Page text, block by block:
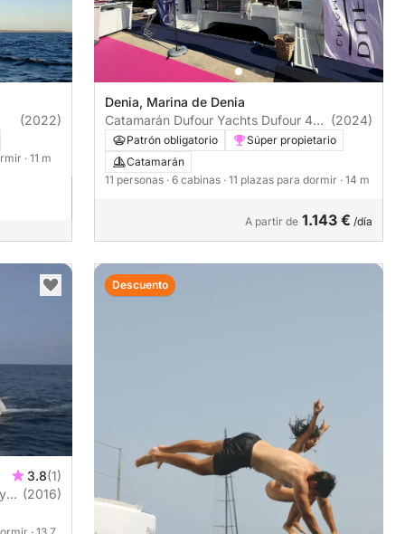
(2022)
· 11 m
Denia, Marina de Denia
Catamarán Dufour Yachts Dufour 48
Catamaran - 5 + 1 cab. 14m
(2024)
Patrón obligatorio
Súper propietario
Catamarán
11 personas · 6 cabinas · 11 plazas para dormir · 14 m
A partir de 1.143 € /día
3.8(1)
(2016)
Descuento